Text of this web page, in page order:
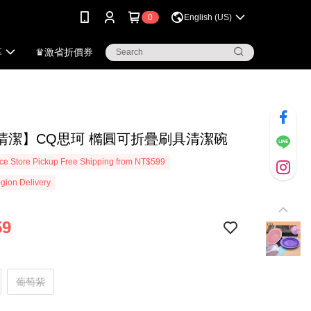
0 English (US)
♛激省折價券
潔】CQ思珂 橢圓可折疊刷具清潔碗
Store Pickup Free Shipping from NT$599
Delivery
葡萄紫